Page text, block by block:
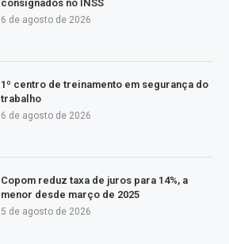
consignados no INSS
6 de agosto de 2026
1º centro de treinamento em segurança do
trabalho
6 de agosto de 2026
Copom reduz taxa de juros para 14%, a
menor desde março de 2025
5 de agosto de 2026